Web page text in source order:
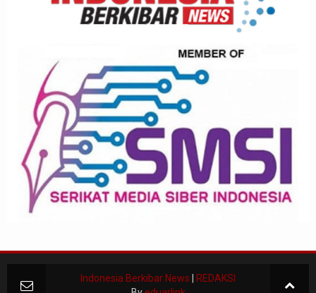
Indonesia Berkibar News
REDAKSI